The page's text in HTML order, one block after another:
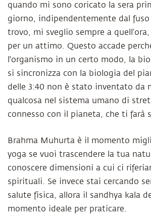
quando mi sono coricato la sera
giorno, indipendentemente dal
trovo, mi sveglio sempre a
per un attimo. Questo accade
l'organismo in un certo modo, la
si sincronizza con la biologia del
delle 3:40 non è stato inventato da
qualcosa nel sistema umano di
connesso con il pianeta, che ti farà
Brahma Muhurta è il momento
yoga se vuoi trascendere la tua
conoscere dimensioni a cui ci
spirituali. Se invece stai cercando
salute fisica, allora il sandhya kala
momento ideale per praticare.